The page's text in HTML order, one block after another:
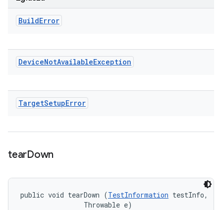
BuildError
DeviceNotAvailableException
TargetSetupError
tearDown
public void tearDown (TestInformation testInfo,
                Throwable e)